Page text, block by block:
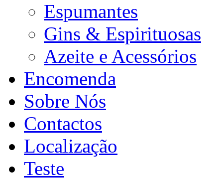
Espumantes
Gins & Espirituosas
Azeite e Acessórios
Encomenda
Sobre Nós
Contactos
Localização
Teste